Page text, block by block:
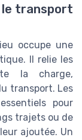
le transport
occupe une
Il relie les
la charge,
transport. Les
pour
trajets ou de
ajoutée. Un